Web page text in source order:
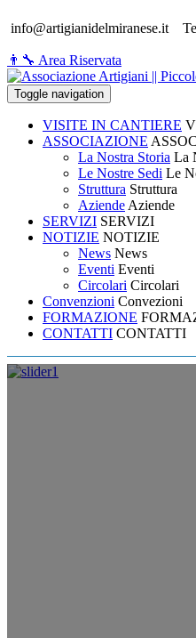
info@artigianidelmiranese.it
👨‍🔧 Area Riservata
Toggle navigation
VISITE IN CANTIERE
ASSOCIAZIONE
La Nostra Storia La
Le Nostre Sedi Le
Struttura Struttura
Aziende Aziende
SERVIZI SERVIZI
NOTIZIE NOTIZIE
News News
Eventi Eventi
Circolari Circolari
Convenzioni Convezioni
FORMAZIONE
CONTATTI CONTATTI